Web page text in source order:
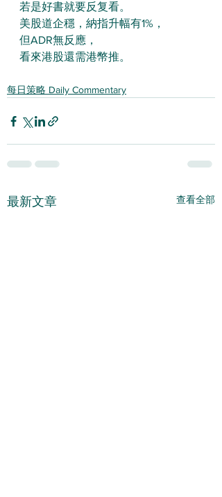
若是好書就要反复看。
美股道企穩，納指升幅有1%，
但ADR無反應，
看來港股還需港幣推。
每日策略 Daily Commentary
最新文章 查看全部